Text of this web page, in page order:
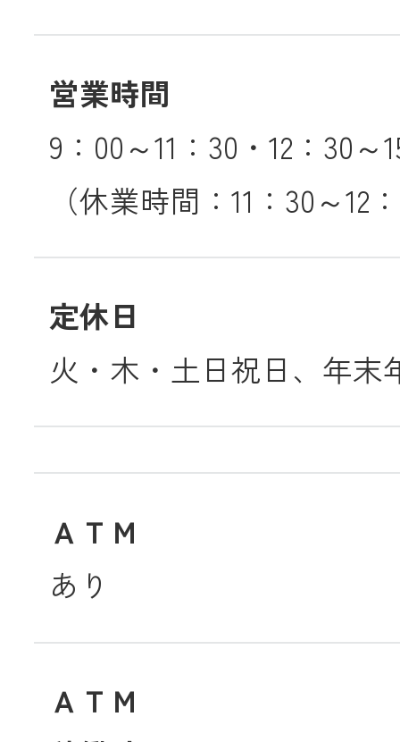
営業時間
9：00～11：30・12：30～
（休業時間：11：30～12
定休日
火・木・土日祝日、年末
ＡＴＭ
あり
ＡＴＭ